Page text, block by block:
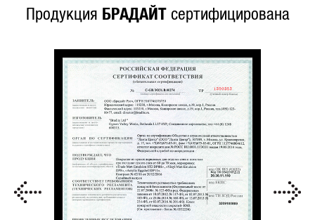
Продукция БРАДАЙТсертифицирована